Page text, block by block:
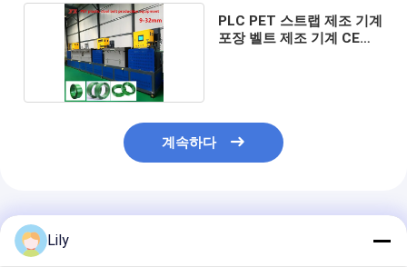
PLC PET 스트랩 제조 기계
포장 벨트 제조 기계 CE
계속하다
추천된 제품
Lily